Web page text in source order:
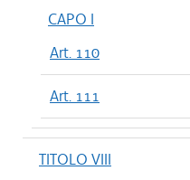
CAPO I
Art. 110
Art. 111
TITOLO VIII